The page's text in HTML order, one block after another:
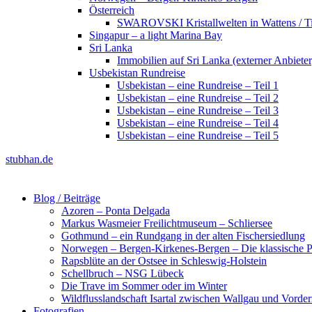
Österreich
SWAROVSKI Kristallwelten in Wattens /
Singapur – a light Marina Bay
Sri Lanka
Immobilien auf Sri Lanka (externer
Usbekistan Rundreise
Usbekistan – eine Rundreise – Teil 1
Usbekistan – eine Rundreise – Teil 2
Usbekistan – eine Rundreise – Teil 3
Usbekistan – eine Rundreise – Teil 4
Usbekistan – eine Rundreise – Teil 5
stubhan.de
Blog / Beiträge
Azoren – Ponta Delgada
Markus Wasmeier Freilichtmuseum – Schliersee
Gothmund – ein Rundgang in der alten Fischersiedlung
Norwegen – Bergen-Kirkenes-Bergen – Die klassische
Rapsblüte an der Ostsee in Schleswig-Holstein
Schellbruch – NSG Lübeck
Die Trave im Sommer oder im Winter
Wildflusslandschaft Isartal zwischen Wallgau und